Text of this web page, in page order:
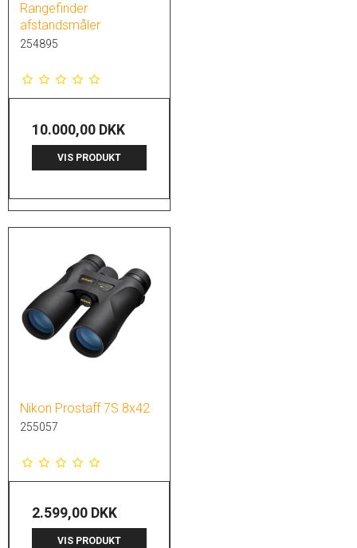
Rangefinder
afstandsmåler
254895
10.000,00 DKK
VIS PRODUKT
Nikon Prostaff 7S 8x42
255057
2.599,00 DKK
VIS PRODUKT